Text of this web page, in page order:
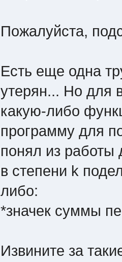
Пожалуйста,
Есть еще одна
утерян... Но для
какую-либо
программу для
понял из
в степени k
либо:
*значек суммы
Извините за